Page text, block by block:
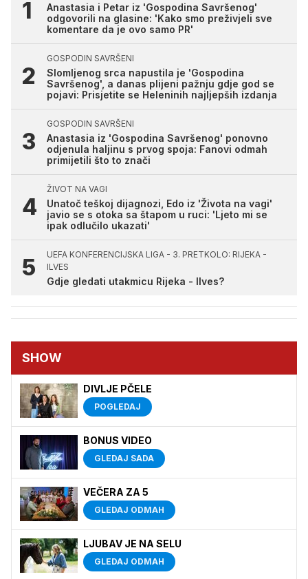
Anastasia i Petar iz 'Gospodina Savršenog'
odgovorili na glasine: 'Kako smo preživjeli sve
komentare da je ovo samo PR'
GOSPODIN SAVRŠENI
Slomljenog srca napustila je 'Gospodina
Savršenog', a danas plijeni pažnju gdje god se
pojavi: Prisjetite se Heleninih najljepših izdanja
GOSPODIN SAVRŠENI
Anastasia iz 'Gospodina Savršenog' ponovno
odjenula haljinu s prvog spoja: Fanovi odmah
primijetili što to znači
ŽIVOT NA VAGI
Unatoč teškoj dijagnozi, Edo iz 'Života na vagi'
javio se s otoka sa štapom u ruci: 'Ljeto mi se
ipak odlučilo ukazati'
UEFA KONFERENCIJSKA LIGA - 3. PRETKOLO: RIJEKA -
ILVES
Gdje gledati utakmicu Rijeka - Ilves?
SHOW
DIVLJE PČELE
POGLEDAJ
BONUS VIDEO
GLEDAJ SADA
VEČERA ZA 5
GLEDAJ ODMAH
LJUBAV JE NA SELU
GLEDAJ ODMAH